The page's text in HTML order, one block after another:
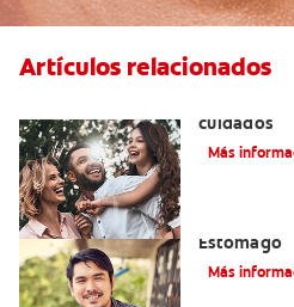
Artículos relacionados
cuidados
Más
Estómago
Más